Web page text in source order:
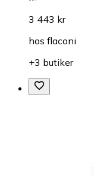
3 443 kr
hos flaconi
+3 butiker